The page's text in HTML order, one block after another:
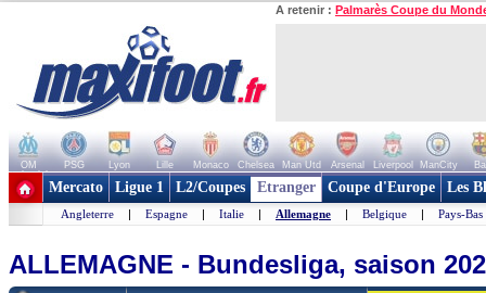
A retenir : Palmarès Coupe du
OM PSG Lyon Lille Monaco Chelsea Man Utd Arsenal Liverpool ManCity
+ de clubs
Mercato Ligue 1 L2/Coupes Etranger Coupe d'Europe Les
Angleterre | Espagne | Italie | Allemagne | Belgique | Pays-Bas
ALLEMAGNE - Bundesliga, saison